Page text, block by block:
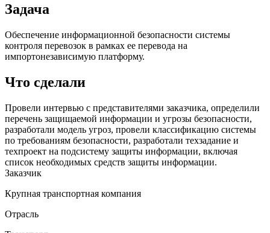
Задача
Обеспечение информационной безопасности системы
контроля перевозок в рамках ее перевода на
импортонезависимую платформу.
Что сделали
Провели интервью с представителями заказчика, определили
перечень защищаемой информации и угрозы безопасности,
разработали модель угроз, провели классификацию системы
по требованиям безопасности, разработали техзадание и
техпроект на подсистему защиты информации, включая
список необходимых средств защиты информации.
Заказчик
Крупная транспортная компания
Отрасль